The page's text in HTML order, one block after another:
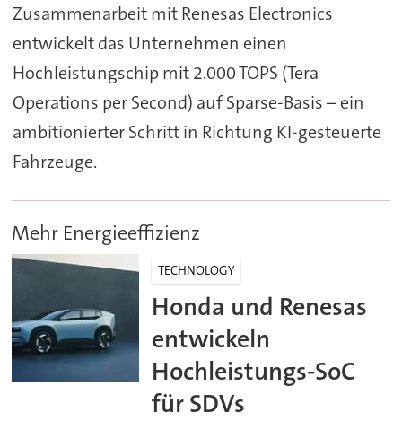
Zusammenarbeit mit Renesas Electronics
entwickelt das Unternehmen einen
Hochleistungschip mit 2.000 TOPS (Tera
Operations per Second) auf Sparse-Basis – ein
ambitionierter Schritt in Richtung KI-gesteuerte
Fahrzeuge.
Mehr Energieeffizienz
TECHNOLOGY
Honda und Renesas
entwickeln
Hochleistungs-SoC
für SDVs